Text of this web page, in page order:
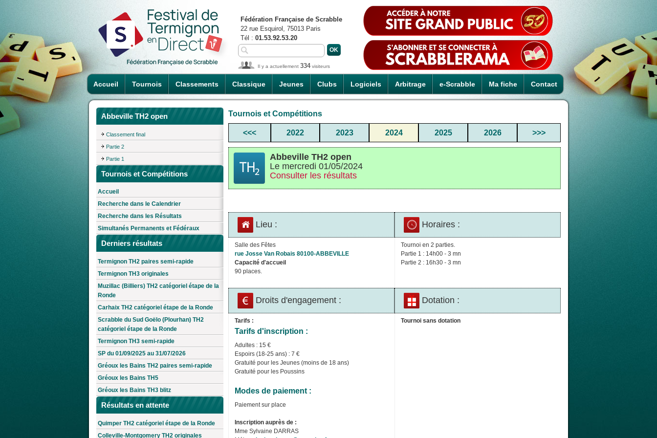
Accueil Tournois Classements Classique Jeunes Clubs Logiciels Arbitrage e-Scrabble Ma fiche Contact
Fédération Française de Scrabble
22 rue Esquirol, 75013 Paris
Tél : 01.53.92.53.20
Il y a actuellement 334visiteurs
Abbeville TH2 open
Classement final
Partie 2
Partie 1
Tournois et Compétitions
Accueil
Recherche dans le Calendrier
Recherche dans les Résultats
Simultanés Permanents et Fédéraux
Derniers résultats
Termignon TH2 paires semi-rapide
Termignon TH3 originales
Muzillac (Billiers) TH2 catégoriel étape de la
Ronde
Carhaix TH2 catégoriel étape de la Ronde
Scrabble du Sud Goëlo (Plourhan) TH2
catégoriel étape de la Ronde
Termignon TH3 semi-rapide
SP du 01/09/2025 au 31/07/2026
Gréoux les Bains TH2 paires semi-rapide
Gréoux les Bains TH5
Gréoux les Bains TH3 blitz
Résultats en attente
Quimper TH2 catégoriel étape de la Ronde
Colleville-Montgomery TH2 originales
Tournois et Compétitions
<<< 2022 2023 2024 2025 2026 >>>
Abbeville TH2 open
Le mercredi 01/05/2024
Consulter les résultats
Lieu : Horaires :
Salle des Fêtes
rue Josse Van Robais 80100-ABBEVILLE
Capacité d'accueil
90 places.
Tournoi en 2 parties.
Partie 1 : 14h00 - 3 mn
Partie 2 : 16h30 - 3 mn
Droits d'engagement : Dotation :
Tarifs :
Tarifs d'inscription :
Adultes : 15 €
Espoirs (18-25 ans) : 7 €
Gratuité pour les Jeunes (moins de 18 ans)
Gratuité pour les Poussins
Modes de paiement :
Paiement sur place
Inscription auprès de :
Mme Sylvaine DARRAS
Tournoi sans dotation